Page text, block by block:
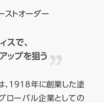
ストオーダー
スで、
ップを狙う
、1918年に創業した塗
ローバル企業としての